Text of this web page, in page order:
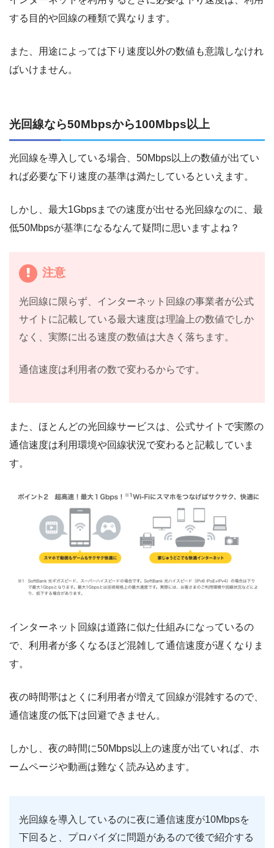
する目的や回線の種類で異なります。
また、用途によっては下り速度以外の数値も意識しなけれ
ばいけません。
光回線なら50Mbpsから100Mbps以上
光回線を導入している場合、50Mbps以上の数値が出てい
れば必要な下り速度の基準は満たしているといえます。
しかし、最大1Gbpsまでの速度が出せる光回線なのに、最
低50Mbpsが基準になるなんて疑問に思いますよね？
注意
光回線に限らず、インターネット回線の事業者が公式
サイトに記載している最大速度は理論上の数値でしか
なく、実際に出る速度の数値は大きく落ちます。
通信速度は利用者の数で変わるからです。
また、ほとんどの光回線サービスは、公式サイトで実際の
通信速度は利用環境や回線状況で変わると記載していま
す。
インターネット回線は道路に似た仕組みになっているの
で、利用者が多くなるほど混雑して通信速度が遅くなりま
す。
夜の時間帯はとくに利用者が増えて回線が混雑するので、
通信速度の低下は回避できません。
しかし、夜の時間に50Mbps以上の速度が出ていれば、ホ
ームページや動画は難なく読み込めます。
光回線を導入しているのに夜に通信速度が10Mbpsを
下回ると、プロバイダに問題があるので後で紹介する